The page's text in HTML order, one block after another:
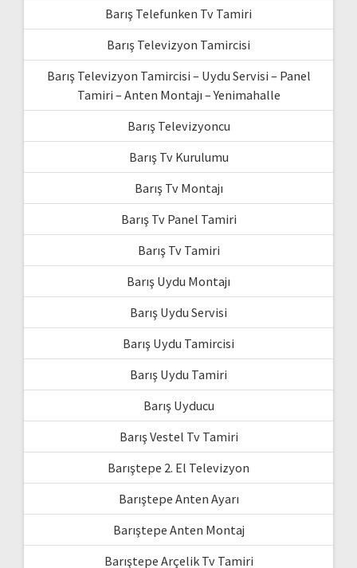
Barış Telefunken Tv Tamiri
Barış Televizyon Tamircisi
Barış Televizyon Tamircisi – Uydu Servisi – Panel
Tamiri – Anten Montajı – Yenimahalle
Barış Televizyoncu
Barış Tv Kurulumu
Barış Tv Montajı
Barış Tv Panel Tamiri
Barış Tv Tamiri
Barış Uydu Montajı
Barış Uydu Servisi
Barış Uydu Tamircisi
Barış Uydu Tamiri
Barış Uyducu
Barış Vestel Tv Tamiri
Barıştepe 2. El Televizyon
Barıştepe Anten Ayarı
Barıştepe Anten Montaj
Barıştepe Arçelik Tv Tamiri